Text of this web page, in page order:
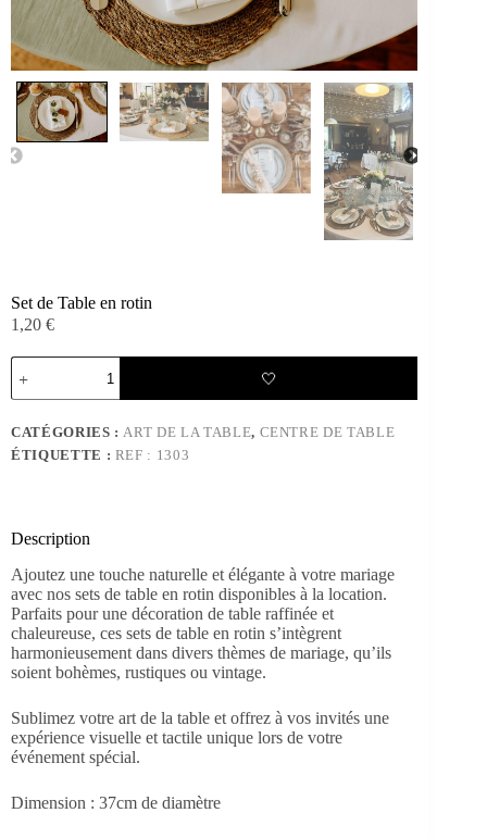
Set de Table en rotin
1,20 €
quantité
de
Set
Table
en
🤍
CATÉGORIES :ART DE LA TABLE, CENTRE DE TABLE
ÉTIQUETTE : REF : 1303
Description
Ajoutez une touche naturelle et élégante à votre mariage
avec nos sets de table en rotin disponibles à la location.
Parfaits pour une décoration de table raffinée et
chaleureuse, ces sets de table en rotin s’intègrent
harmonieusement dans divers thèmes de mariage, qu’ils
soient bohèmes, rustiques ou vintage.
Sublimez votre art de la table et offrez à vos invités une
expérience visuelle et tactile unique lors de votre
événement spécial.
Dimension : 37cm de diamètre